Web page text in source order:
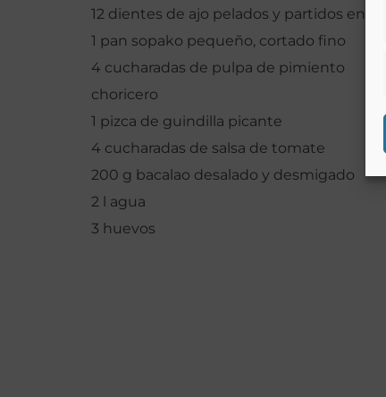
12 dientes de ajo pelados y partidos en
1 pan sopako pequeño, cortado fino
4 cucharadas de pulpa de pimiento
choricero
1 pizca de guindilla picante
4 cucharadas de salsa de tomate
200 g bacalao desalado y desmigado
2 l agua
3 huevos